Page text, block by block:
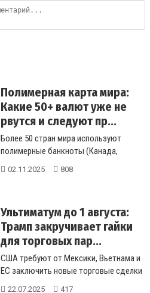
Полимерная карта мира:
Какие 50+ валют уже не
рвутся и следуют пр...
Более 50 стран мира используют
полимерные банкноты (Канада,
Вьетнам, Великобритания). Обзор
02.11.2025 808
Ультиматум до 1 августа:
Трамп закручивает гайки
для торговых пар...
США требуют от Мексики, Вьетнама и
ЕС заключить новые торговые сделки
до 1 августа, чтобы перекрыть ...
22.07.2025 417